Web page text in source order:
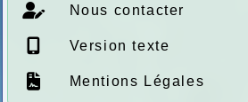
Nous contacter
Version texte
Mentions Légales